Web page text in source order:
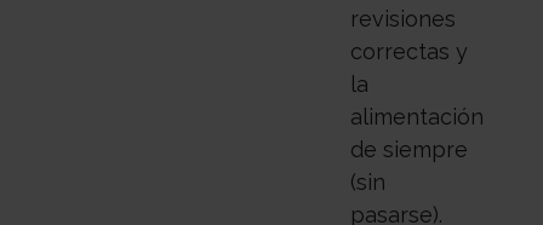
revisiones
correctas y
la
alimentación
de siempre
(sin
pasarse).